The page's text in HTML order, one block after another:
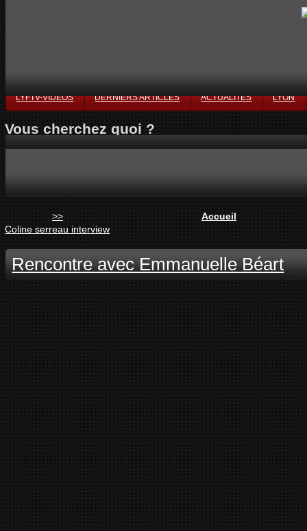
LYFTV-VIDÉOS DERNIERS ARTICLES ACTUALITÉS LYON
Vous cherchez quoi ?
>>
Coline serreau interview
Accueil
Rencontre avec Emmanuelle Béart